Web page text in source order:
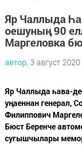
Яр Чаллыда
оешуның 90
Маргеловка
автор, 3 август
Яр Чаллыда һава-
уңаеннан генерал,
Филиппович
Бюст Беренче
сугышчылары